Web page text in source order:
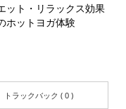
ット・リラックス効果
ホットヨガ体験
トラックバック ( 0 )